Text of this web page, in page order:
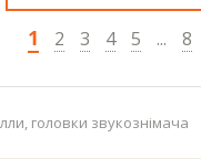
1
2 3 4 5 ... 8
головки звукознімача